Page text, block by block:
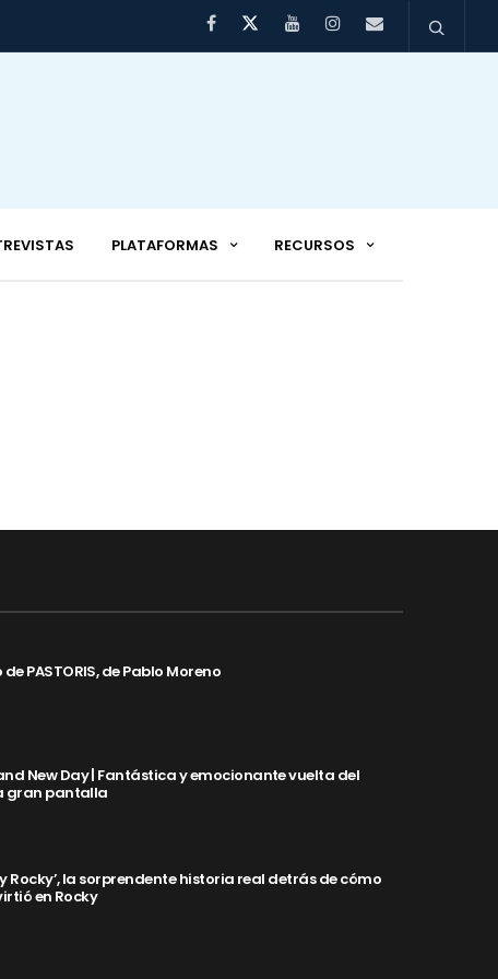
PLATAFORMAS RECURSOS
PASTORIS, de Pablo Moreno
New Day | Fantástica y emocionante vuelta del
gran pantalla
Rocky’, la sorprendente historia real detrás de cómo
en Rocky